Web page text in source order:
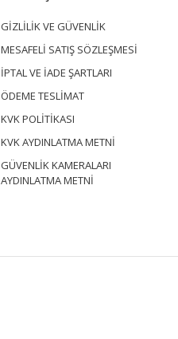
GİZLİLİK VE GÜVENLİK
MESAFELİ SATIŞ SÖZLEŞMESİ
İPTAL VE İADE ŞARTLARI
ÖDEME TESLİMAT
KVK POLİTİKASI
KVK AYDINLATMA METNİ
GÜVENLİK KAMERALARI
AYDINLATMA METNİ